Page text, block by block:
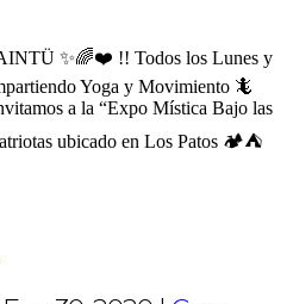
✨🌈❤️ !! Todos los Lunes y
Yoga y Movimiento 🦎
a la “Expo Mística Bajo las
ubicado en Los Patos 🏕️⛺